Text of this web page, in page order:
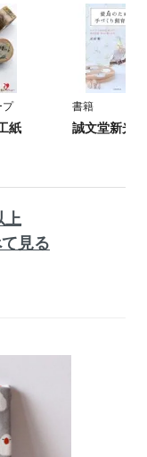
プ
紙
書籍
誠文堂新光社
上
見る